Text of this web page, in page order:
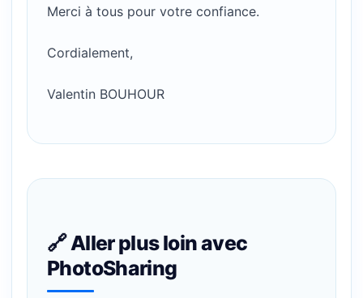
Merci à tous pour votre confiance.
Cordialement,
Valentin BOUHOUR
🔗 Aller plus loin avec
PhotoSharing